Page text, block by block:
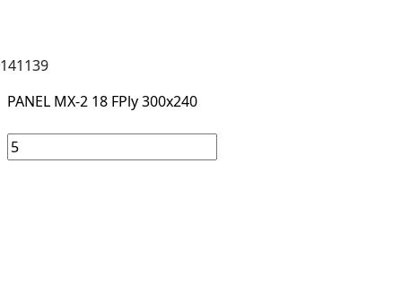
141139
PANEL MX-2 18 FPly 300x240